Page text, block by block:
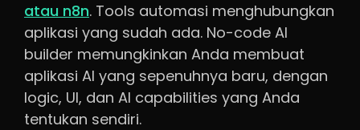
atau n8n. Tools automasi menghubungkan
aplikasi yang sudah ada. No-code AI
builder memungkinkan Anda membuat
aplikasi AI yang sepenuhnya baru, dengan
logic, UI, dan AI capabilities yang Anda
tentukan sendiri.